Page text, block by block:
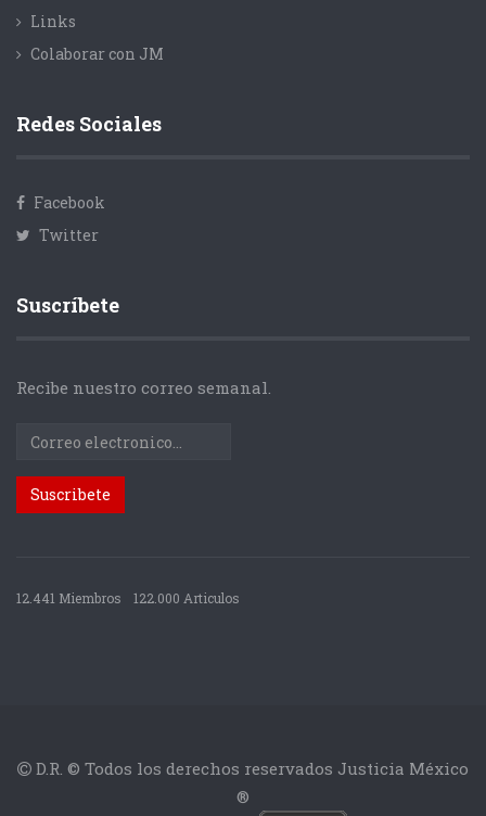
Links
Colaborar con JM
Redes Sociales
Facebook
Twitter
Suscríbete
Recibe nuestro correo semanal.
12.441 Miembros 122.000 Articulos
D.R. © Todos los derechos reservados Justicia México
®